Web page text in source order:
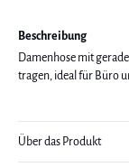
Beschreibung
Damenhose mit
tragen, ideal für Büro
Über das Produkt